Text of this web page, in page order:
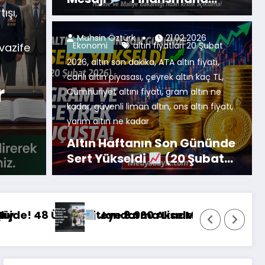
TL
,TOKİ
,TOKİ
Ekonomi Gündem
altın
fiyatları,çeyrek altın,Cumhuriyet
altın,ons altın,yatırım haberleri
Altın
Zirvesi! Gram
Aştı
Daha fazlasını oku
Erişimi Kolaylaştıracağız”
Ekonomi
altın fiyatları 20 Şubat
2026, altın son dakika,ATA altın fiyatı,
canlı altın piyasası,çeyrek altın kaç TL,
Cumhuriyet altını fiyatı,gram altın ne
kadar,güvenli liman altın,ons altın fiyatı,
yarım altın ne kadar
Altın Haftanın Son Gününde
Sert Yükseldi
(20 Şubat
2026) Gram ve Çeyrek
Uçuşta!
Muhsin Öztürk 21.02.2026
Başvurularında Son Gün! Başvurular 26
Yeni Trafik Düzenlemesi Yürürlükte! Bu